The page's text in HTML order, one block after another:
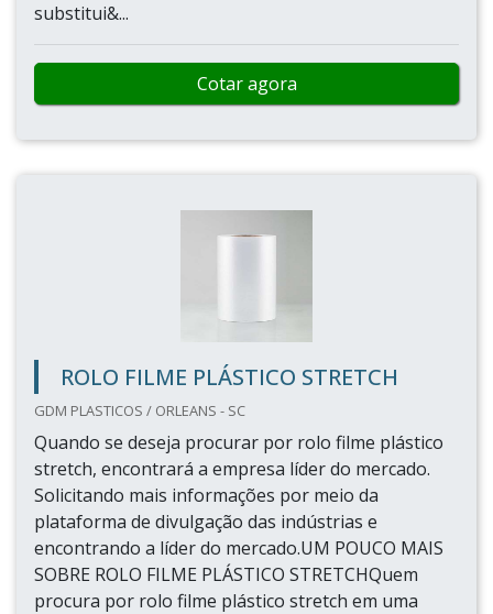
substitui&...
Cotar agora
ROLO FILME PLÁSTICO STRETCH
GDM PLASTICOS / ORLEANS - SC
Quando se deseja procurar por rolo filme plástico
stretch, encontrará a empresa líder do mercado.
Solicitando mais informações por meio da
plataforma de divulgação das indústrias e
encontrando a líder do mercado.UM POUCO MAIS
SOBRE ROLO FILME PLÁSTICO STRETCHQuem
procura por rolo filme plástico stretch em uma